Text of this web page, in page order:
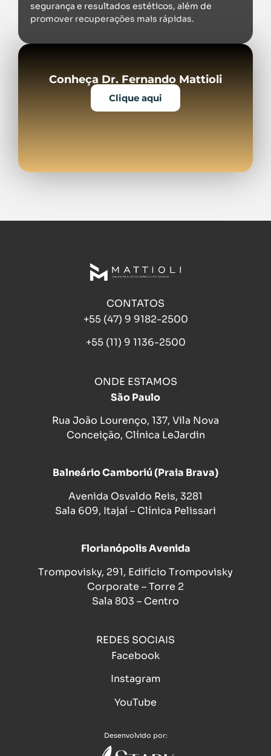
segurança e resultados estéticos, além de
promover recuperações mais rápidas.
Conheça Dr. Fernando Mattioli
Clique aqui
CONTATOS
+55 (47) 9 9182-2500
+55 (11) 9 1136-2500
ONDE ESTAMOS
São Paulo
Rua João Lourenço, 137, Vila Nova
Conceição, Clínica LeJardin
Balneário Camboriú (Praia Brava)
Avenida Osvaldo Reis, 3281
Sala 609, Itajaí – Clínica Pelissari
Florianópolis Avenida
Trompovisky, 291, Edifício Trompovisky
Corporate – Torre 2
Sala 803 – Centro
REDES SOCIAIS
Facebook
Instagram
YouTube
Desenvolvido por: